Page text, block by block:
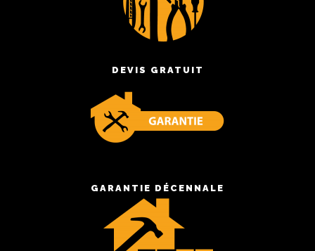
DEVIS GRATUIT
GARANTIE DÉCENNALE